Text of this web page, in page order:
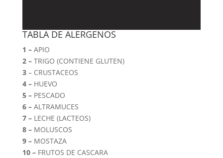
TABLA DE ALERGENOS
1 –APIO
2 –TRIGO (CONTIENE GLUTEN)
3– CRUSTACEOS
4 –HUEVO
5 –PESCADO
6 –ALTRAMUCES
7 –LECHE (LACTEOS)
8 –MOLUSCOS
9 –MOSTAZA
10 –FRUTOS DE CASCARA